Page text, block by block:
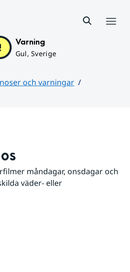
Varning
Gul, Sverige
och varningar
måndagar, onsdagar och
väder- eller